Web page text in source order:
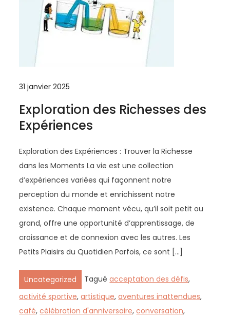
31 janvier 2025
Exploration des Richesses des
Expériences
Exploration des Expériences : Trouver la Richesse
dans les Moments La vie est une collection
d’expériences variées qui façonnent notre
perception du monde et enrichissent notre
existence. Chaque moment vécu, qu’il soit petit ou
grand, offre une opportunité d’apprentissage, de
croissance et de connexion avec les autres. Les
Petits Plaisirs du Quotidien Parfois, ce sont […]
Uncategorized Taguéacceptation des défis,
activité sportive,artistique,aventures inattendues,
café,célébration d'anniversaire,conversation,